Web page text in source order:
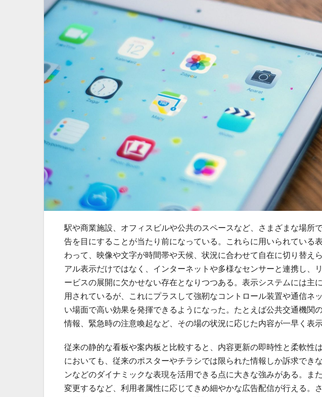
駅や商業施設、オフィスビルや公共のスペースなど、さまざまな場所
告を目にすることが当たり前になっている。
これらに用いられている
わって、映像や文字が時間帯や天候、状況に合わせて自在に切り替え
アル表示だけではなく、インターネットや多様なセンサーと連携し、
ービスの展開に欠かせない存在となりつつある。表示システムには主
用されているが、これにプラスして強靭なコントロール装置や通信ネ
い場面で高い効果を発揮できるようになった。たとえば公共交通機関
情報、緊急時の注意喚起など、その場の状況に応じた内容が一早く表示
従来の静的な看板や案内板と比較すると、内容更新の即時性と柔軟性
においても、従来のポスターやチラシでは限られた情報しか訴求でき
ンなどのダイナミックな表現を活用できる点に大きな強みがある。ま
変更するなど、利用者属性に応じてきめ細やかな広告配信が行える。